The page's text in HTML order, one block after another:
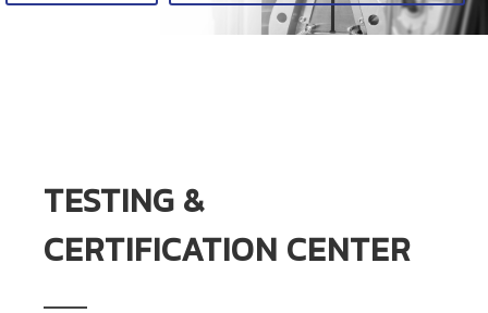
TESTING &
CERTIFICATION CENTER